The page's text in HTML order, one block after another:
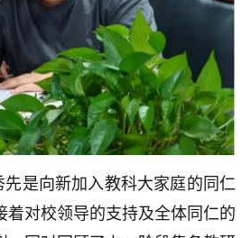
先是向新加入教科大家庭的同仁
着对校领导的支持及全体同仁的